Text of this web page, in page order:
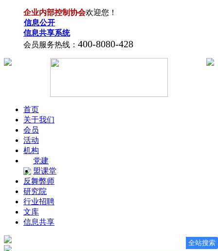
企业内部控制协会欢迎您！
信息公开
信息共享系统
会员服务热线： 400-8080-428
首页
关于我们
会员
活动
机构
党建
盟课堂
反舞弊师
研究院
行业招聘
文库
信息共享
全站搜索